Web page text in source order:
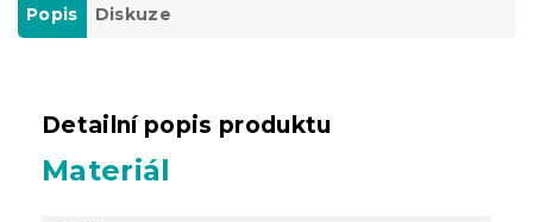
Popis Diskuze
Detailní popis produktu
Materiál